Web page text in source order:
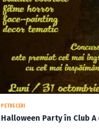
PETRECERI
Halloween Party în Club